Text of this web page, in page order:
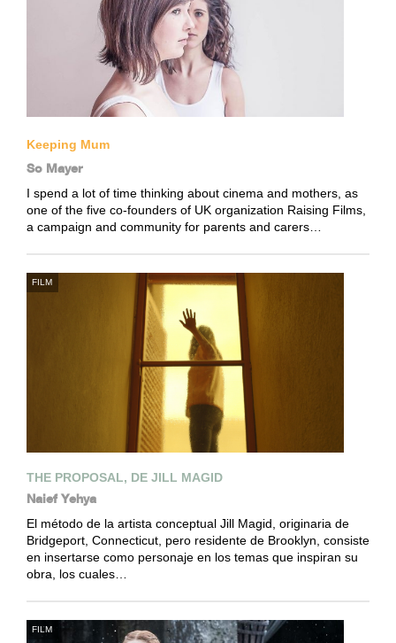
Keeping Mum
So Mayer
I spend a lot of time thinking about cinema and mothers, as
one of the five co-founders of UK organization Raising Films,
a campaign and community for parents and carers…
FILM
THE PROPOSAL, DE JILL MAGID
Naief Yehya
El método de la artista conceptual Jill Magid, originaria de
Bridgeport, Connecticut, pero residente de Brooklyn, consiste
en insertarse como personaje en los temas que inspiran su
obra, los cuales…
FILM